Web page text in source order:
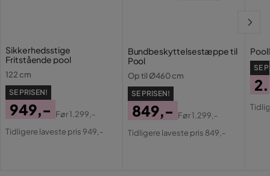
Sikkerhedsstige
Fritstående pool
122 cm
SE PRISEN!
Pris
949,-
Original
Før1.299,-
Tidligere laveste pris 949,-
Bundbeskyttelsestæppe til
Pool
Op til Ø460 cm
SE PRISEN!
Pris
849,-
Original
Før1.299,-
Tidligere laveste pris 849,-
SE